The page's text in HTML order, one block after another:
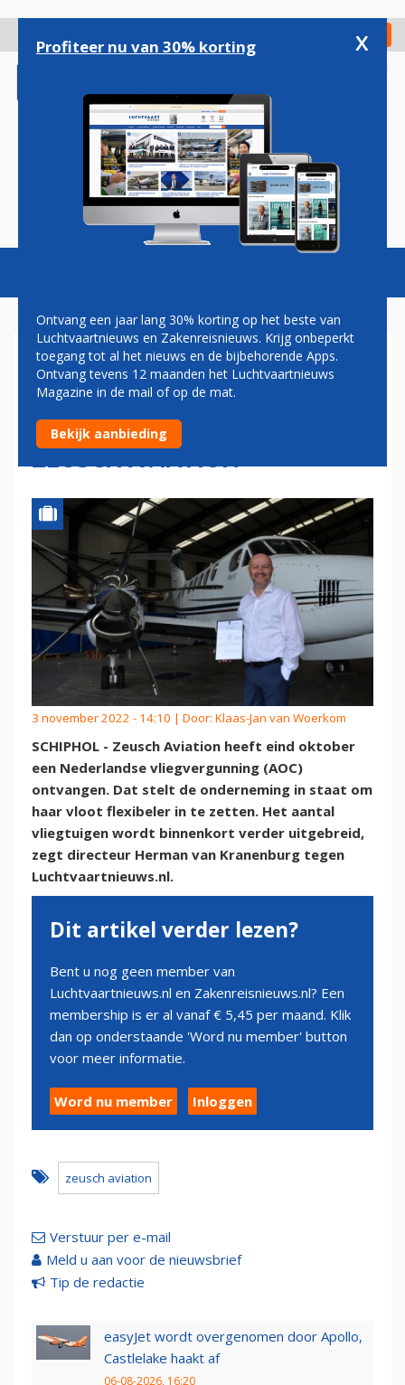
gaan
Check in
Magazine Podcasts Vacatures
NEDERLANDSE
VLIEGVERGUNNING EN
VLOOTUITBREIDING VOOR
ZEUSCH AVIATION
3 november 2022 - 14:10 | Door: Klaas-Jan van Woerkom
SCHIPHOL - Zeusch Aviation heeft eind oktober
een Nederlandse vliegvergunning (AOC)
ontvangen. Dat stelt de onderneming in staat om
haar vloot flexibeler in te zetten. Het aantal
vliegtuigen wordt binnenkort verder uitgebreid,
zegt directeur Herman van Kranenburg tegen
Luchtvaartnieuws.nl.
Dit artikel verder lezen?
Bent u nog geen member van
Luchtvaartnieuws.nl en Zakenreisnieuws.nl? Een
membership is er al vanaf € 5,45 per maand. Klik
dan op onderstaande 'Word nu member' button
voor meer informatie.
Word nu member Inloggen
zeusch aviation
Verstuur per e-mail
Meld u aan voor de nieuwsbrief
Tip de redactie
easyJet wordt overgenomen door Apollo,
Castlelake haakt af
06-08-2026, 16:20
Profiteer nu van 30% korting x
Ontvang een jaar lang 30% korting op het beste van
Luchtvaartnieuws en Zakenreisnieuws. Krijg onbeperkt
toegang tot al het nieuws en de bijbehorende Apps.
Ontvang tevens 12 maanden het Luchtvaartnieuws
Magazine in de mail of op de mat.
Bekijk aanbieding